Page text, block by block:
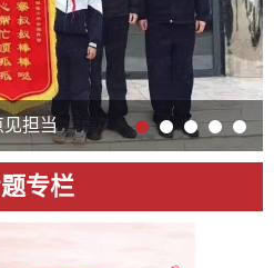
见担当
专栏